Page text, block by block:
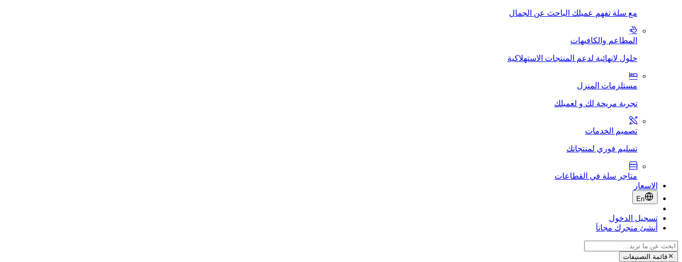
مع سلة تفهم عميلك الباحث عن الجمال
المطاعم والكافيهات
حلول لانهائية لدعم المنتجات الاستهلاكية
مستلزمات المنزل
تجربة مريحة لك و لعميلك
تصميم الخدمات
تسليم فوري لمنتجاتك
متاجر سلة في القطاعات
الاسعار
En
تسجيل الدخول
أنشئ متجرك مجاناَ
قائمة التصنيفات